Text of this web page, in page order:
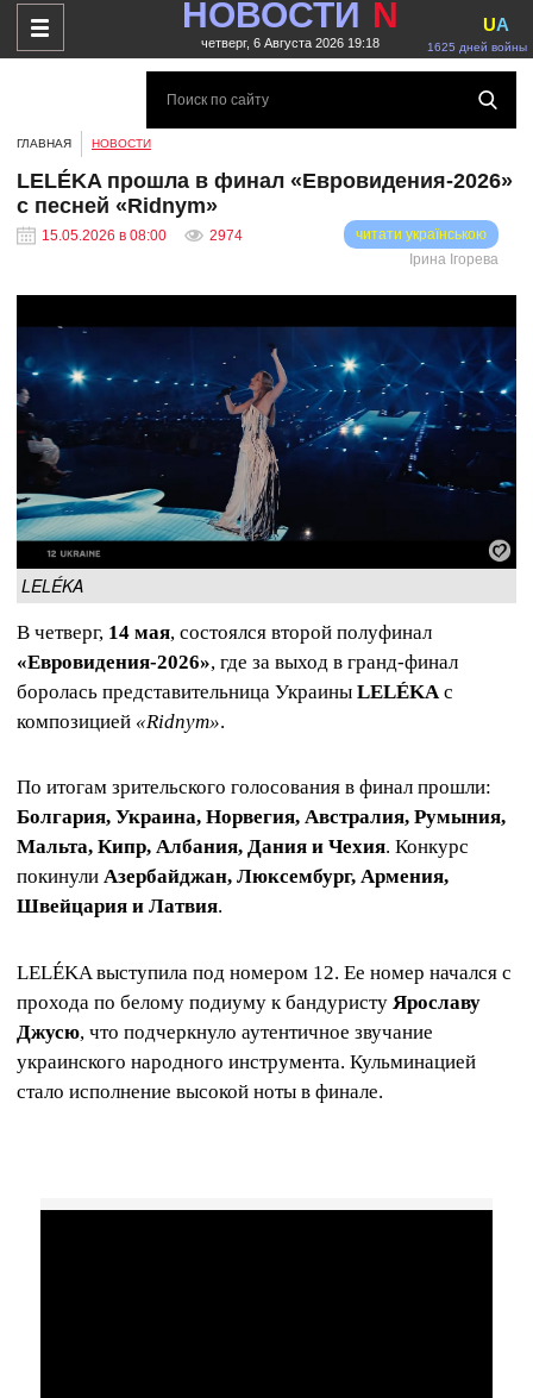
НОВОСТИ N
четверг, 6 Августа 2026 19:18 1625 дней войны
UA
ГЛАВНАЯ НОВОСТИ
LELÉKA прошла в финал «Евровидения-2026»
с песней «Ridnym»
15.05.2026 в 08:00 2974
читати українською
Ірина Ігорева
LELÉKA
В четверг, 14 мая, состоялся второй полуфинал
«Евровидения-2026», где за выход в гранд‑финал
боролась представительница Украины LELÉKAс
композицией «Ridnym».
По итогам зрительского голосования в финал прошли:
Болгария, Украина, Норвегия, Австралия, Румыния,
Мальта, Кипр, Албания, Дания и Чехия. Конкурс
покинули Азербайджан, Люксембург, Армения,
Швейцария и Латвия.
LELÉKA выступила под номером 12. Ее номер начался с
прохода по белому подиуму к бандуристу Ярославу
Джусю, что подчеркнуло аутентичное звучание
украинского народного инструмента. Кульминацией
стало исполнение высокой ноты в финале.